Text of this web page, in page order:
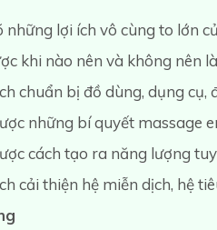
những lợi ích vô cùng to lớn
khi nào nên và không nên
chuẩn bị đồ dùng, dụng
những bí quyết massage
cách tạo ra năng lượng
cải thiện hệ miễn dịch, hệ